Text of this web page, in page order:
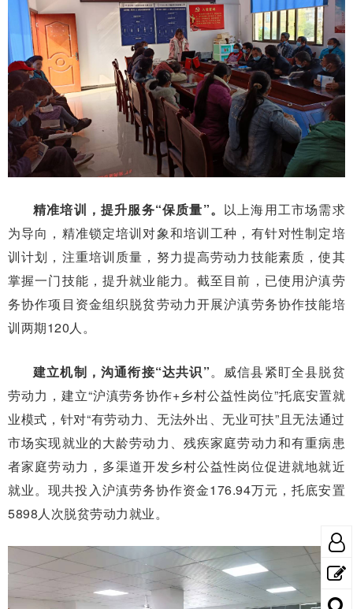
精准培训，提升服务“保质量”。 以上海用工市场需求
为导向，精准锁定培训对象和培训工种，有针对性制定培
训计划，注重培训质量，努力提高劳动力技能素质，使其
掌握一门技能，提升就业能力。截至目前，已使用沪滇劳
务协作项目资金组织脱贫劳动力开展沪滇劳务协作技能培
训两期120人。
建立机制，沟通衔接“达共识”。威信县紧盯全县脱贫
劳动力，建立“沪滇劳务协作+乡村公益性岗位”托底安置就
业模式，针对“有劳动力、无法外出、无业可扶”且无法通过
市场实现就业的大龄劳动力、残疾家庭劳动力和有重病患
者家庭劳动力，多渠道开发乡村公益性岗位促进就地就近
就业。现共投入沪滇劳务协作资金176.94万元，托底安置
5898人次脱贫劳动力就业。